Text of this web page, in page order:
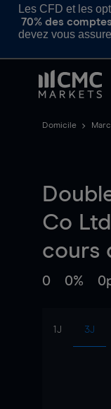
Les CFD et les
70% des
devez vous
Domicile
Co
cours
0 0%
1J 3J